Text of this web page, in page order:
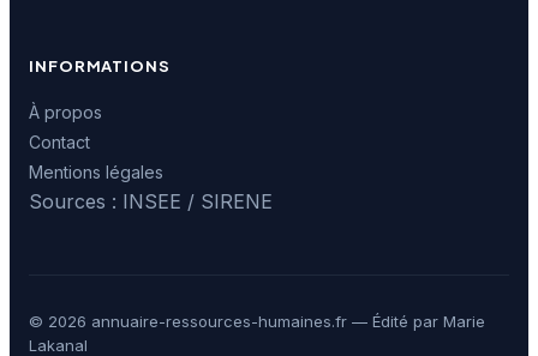
INFORMATIONS
À propos
Contact
Mentions légales
Sources : INSEE / SIRENE
© 2026 annuaire-ressources-humaines.fr — Édité par Marie
Lakanal